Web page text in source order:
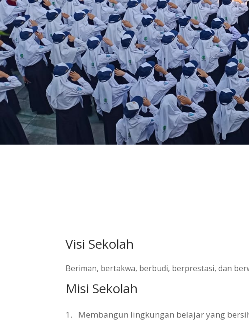
Visi Sekolah
Beriman, bertakwa, berbudi, berprestasi, dan
Misi Sekolah
1.
Membangun lingkungan belajar yang